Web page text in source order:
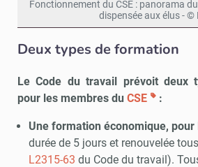
Fonctionnement du CSE : panorama
dispensée aux élus - ©
Deux types de formation
Le Code du travail prévoit deux
pour les membres du CSE :
Une formation économique,
durée de 5 jours et renouvelée
L2315-63 du Code du travail).